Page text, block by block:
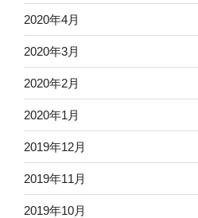
2020年4月
2020年3月
2020年2月
2020年1月
2019年12月
2019年11月
2019年10月